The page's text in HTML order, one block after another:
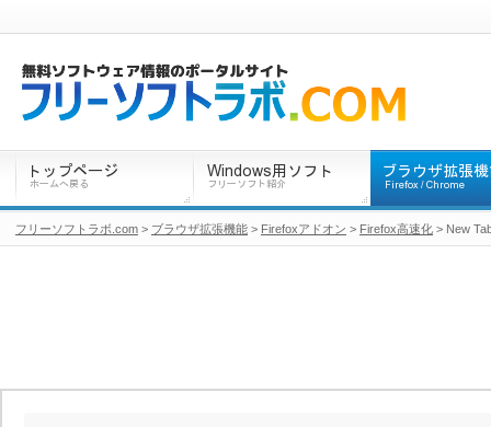
フリーソフトラボ.com > ブラウザ拡張機能 > Firefoxアドオン > Firefox高速化 > New